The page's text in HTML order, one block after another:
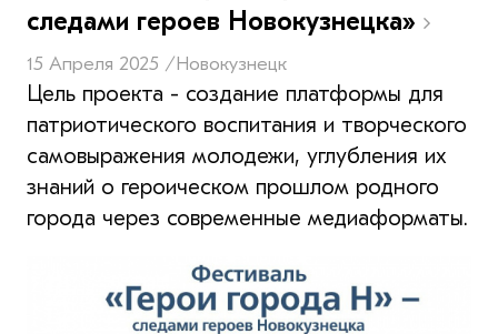
следами героев Новокузнецка»
15 Апреля 2025 /Новокузнецк
Цель проекта - создание платформы для
патриотического воспитания и творческого
самовыражения молодежи, углубления их
знаний о героическом прошлом родного
города через современные медиаформаты.